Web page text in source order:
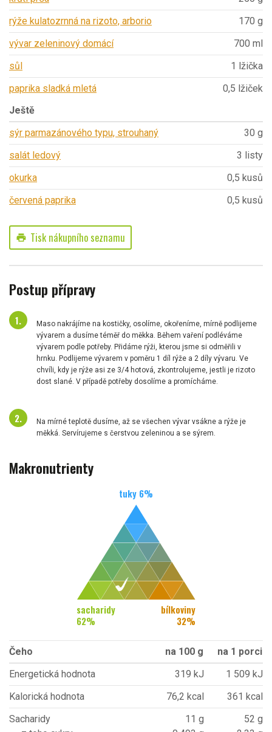
rýže kulatozrnná na rizoto, arborio
170 g
vývar zeleninový domácí
700 ml
sůl
1 lžička
paprika sladká mletá
0,5 lžiček
Ještě
sýr parmazánového typu, strouhaný
30 g
salát ledový
3 listy
okurka
0,5 kusů
červená paprika
0,5 kusů
print Tisk nákupního seznamu
Postup přípravy
Maso nakrájíme na kostičky, osolíme, okořeníme, mírně podlijeme
vývarem a dusíme téměř do měkka. Během vaření podléváme
vývarem podle potřeby. Přidáme rýži, kterou jsme si odměřili v
hrnku. Podlijeme vývarem v poměru 1 díl rýže a 2 díly vývaru. Ve
chvíli, kdy je rýže asi ze 3/4 hotová, zkontrolujeme, jestli je rizoto
dost slané. V případě potřeby dosolíme a promícháme.
Na mírné teplotě dusíme, až se všechen vývar vsákne a rýže je
měkká. Servírujeme s čerstvou zeleninou a se sýrem.
Makronutrienty
tuky 6%
sacharidy
62%
bílkoviny
32%
Čeho na 100 g
na 1 porci
Energetická hodnota
319 kJ
1 509 kJ
Kalorická hodnota
76,2 kcal
361 kcal
Sacharidy
11 g
52 g